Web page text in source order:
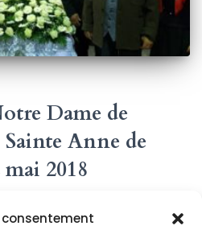
consentement
Dame de
Sainte Anne de
2018
de Fatima à l’église Sainte
2018 Ce 12 mai 2018, comme